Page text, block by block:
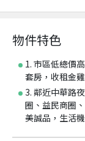
物件特色
1. 市區低總價
套房，收租金
3. 鄰近中華路
圈、益民商圈
美誠品，生活